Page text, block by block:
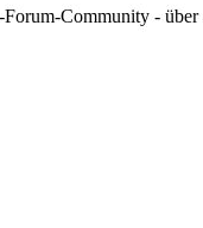
Community -